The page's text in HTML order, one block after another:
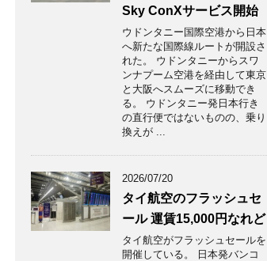
Sky ConXサービス開始
ウドンタニー国際空港から日本
へ新たな国際線ルートが開設さ
れた。 ウドンタニーからスワ
ンナプーム空港を経由して東京
と大阪へスムーズに移動でき
る。 ウドンタニー発日本行き
の直行便ではないものの、乗り
換えが ...
2026/07/20
タイ航空のフラッシュセ
ール 運賃15,000円なれど
タイ航空がフラッシュセールを
開催している。 日本発バンコ